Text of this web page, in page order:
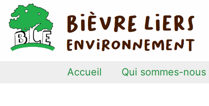
contenu
Accueil Qui sommes-nous